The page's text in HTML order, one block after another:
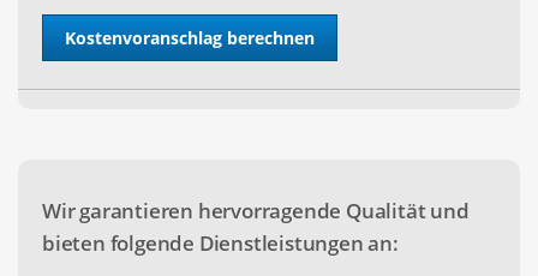
Wir garantieren hervorragende Qualität und
bieten folgende Dienstleistungen an: